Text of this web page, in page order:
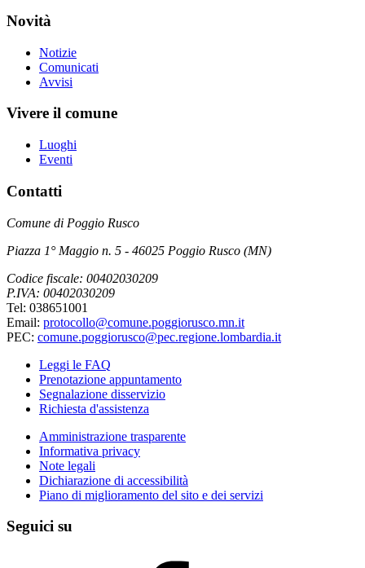
Novità
Notizie
Comunicati
Avvisi
Vivere il comune
Luoghi
Eventi
Contatti
Comune di Poggio Rusco
Piazza 1° Maggio n. 5 - 46025 Poggio Rusco (MN)
Codice fiscale: 00402030209
P.IVA: 00402030209
Tel: 038651001
Email: protocollo@comune.poggiorusco.mn.it
PEC: comune.poggiorusco@pec.regione.lombardia.it
Leggi le FAQ
Prenotazione appuntamento
Segnalazione disservizio
Richiesta d'assistenza
Amministrazione trasparente
Informativa privacy
Note legali
Dichiarazione di accessibilità
Piano di miglioramento del sito e dei servizi
Seguici su